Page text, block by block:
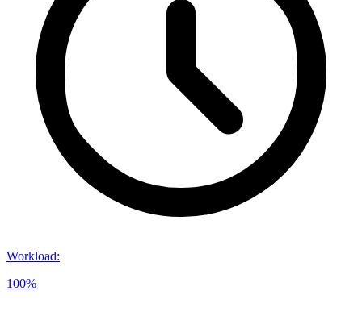
Workload:
100%